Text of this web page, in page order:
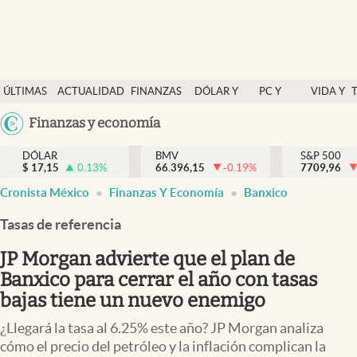
ÚLTIMAS
NOTICIAS
ACTUALIDAD
FINANZAS
DÓLAR Y
PC Y
VIDA Y
México
Finanzas y economía
Actualidad
Finanzas y economía
Dólar y mercados
Pc y celular
Vida y estilo
Tv
DÓLAR
$ 17,15 0.13%
BMV
66.396,15
-0.19%
S&P 500
7709,96
Cronista México Finanzas Y Economía Banxico
Tasas de referencia
JP Morgan advierte que el plan de
Banxico para cerrar el año con tasas
bajas tiene un nuevo enemigo
¿Llegará la tasa al 6.25% este año? JP Morgan analiza
cómo el precio del petróleo y la inflación complican la